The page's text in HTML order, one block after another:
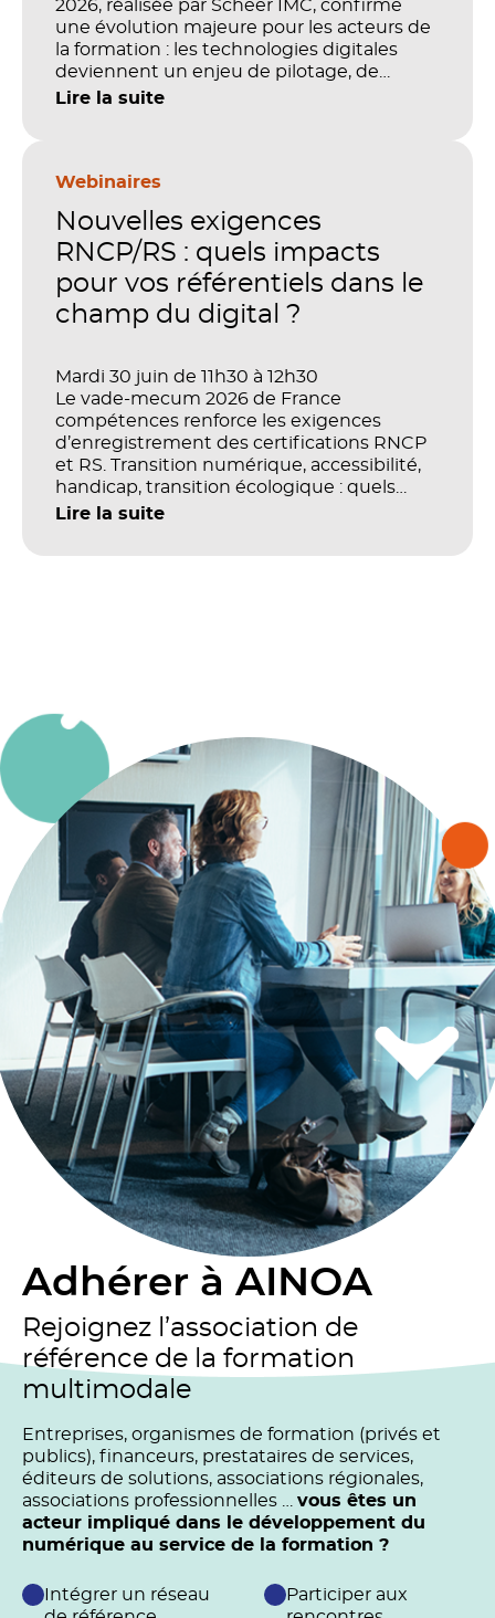
2026, réalisée par Scheer IMC, confirme
une évolution majeure pour les acteurs de
la formation : les technologies digitales
deviennent un enjeu de pilotage, de
performance et de preuve de valeur. IA,
stratégique. Mais comment démontrer
investissements sur les compétences, la
productivité et la performance des
Lire la suite
Webinaires
Nouvelles exigences
RNCP/RS : quels impacts
pour vos référentiels dans le
champ du digital ?
Mardi 30 juin de 11h30 à 12h30
Le vade-mecum 2026 de France
compétences renforce les exigences
d’enregistrement des certifications RNCP
et RS. Transition numérique, accessibilité,
handicap, transition écologique : quels
impacts concrets pour les référentiels dans
Lire la suite
Adhérer à AINOA
Rejoignez l’association de
référence de la formation
multimodale
Entreprises, organismes de formation (privés et
publics), financeurs, prestataires de services,
éditeurs de solutions, associations régionales,
associations professionnelles … vous êtes un
acteur impliqué dans le développement du
numérique au service de la formation ?
Intégrer un réseau
Participer aux